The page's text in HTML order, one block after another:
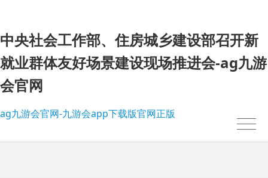
中央社会工作部、住房城乡建设部召开新
就业群体友好场景建设现场推进会-ag九游
会官网
ag九游会官网-九游会app下载版官网正版